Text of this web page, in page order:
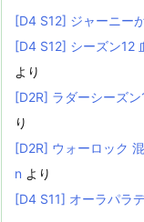
[D4 S12] ジャーニー
[D4 S12] シーズン12
より
[D2R] ラダーシーズ
り
[D2R] ウォーロック
n より
[D4 S11] オーラパラ